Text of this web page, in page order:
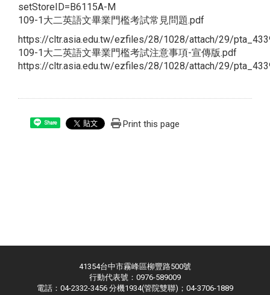
setStoreID=B6115A-M
109-1大二英語文畢業門檻考試常見問題.pdf
https://cltr.asia.edu.tw/ezfiles/28/1028/attach/29/
109-1大二英語文畢業門檻考試注意事項-宣傳版.pdf
https://cltr.asia.edu.tw/ezfiles/28/1028/attach/29/
Share Print this page
41354台中市霧峰區柳豐路500號
行動代表號：0976-589009
電話：04-2332-3456 分機1934(管院雙聯)；04-3706-1889